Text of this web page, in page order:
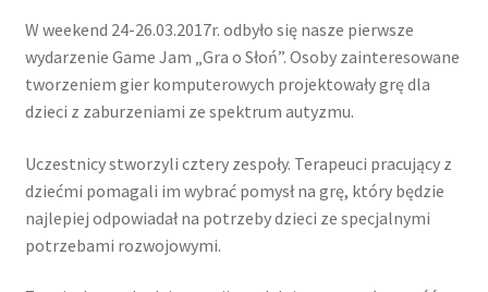
W weekend 24-26.03.2017r. odbyło się nasze pierwsze
wydarzenie Game Jam „Gra o Słoń”. Osoby zainteresowane
tworzeniem gier komputerowych projektowały grę dla
dzieci z zaburzeniami ze spektrum autyzmu.
Uczestnicy stworzyli cztery zespoły. Terapeuci pracujący z
dziećmi pomagali im wybrać pomysł na grę, który będzie
najlepiej odpowiadał na potrzeby dzieci ze specjalnymi
potrzebami rozwojowymi.